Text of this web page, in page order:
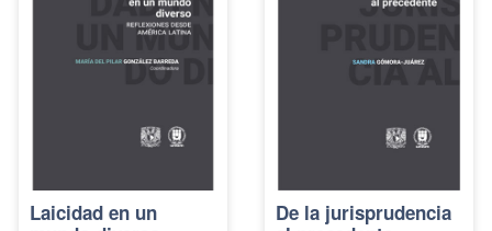
Laicidad en un
De la jurisprudencia